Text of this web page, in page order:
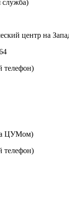
служба)
центр на
телефон)
ЦУМом)
телефон)